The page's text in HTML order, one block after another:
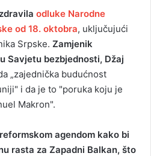
odluke Narodne
od 18. oktobra, uključujući
Srpske. Zamjenik
Savjetu bezbjednosti, Džaj
„zajednička budućnost
i da je to "poruka koju je
Makron".
agendom kako bi
rasta za Zapadni Balkan, što